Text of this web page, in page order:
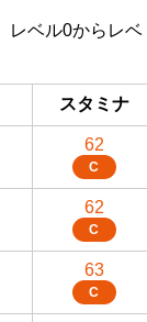
レベル0からレベ
スタミナ
62
C
62
C
63
C